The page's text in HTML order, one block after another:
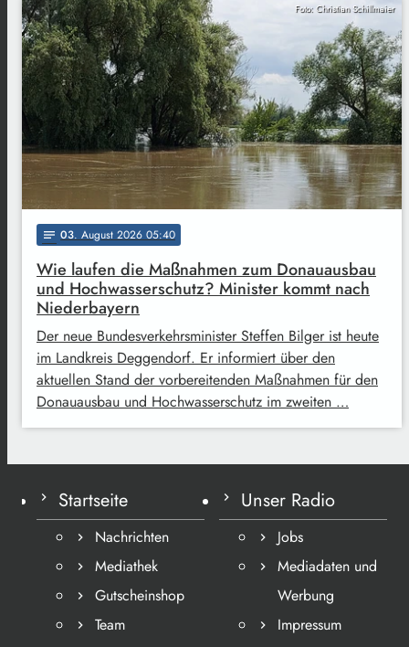
Foto: Christian Schillmaier
notes 03. August 2026 05:40
Wie laufen die Maßnahmen zum Donauausbau
und Hochwasserschutz? Minister kommt nach
Niederbayern
Der neue Bundesverkehrsminister Steffen Bilger ist heute
im Landkreis Deggendorf. Er informiert über den
aktuellen Stand der vorbereitenden Maßnahmen für den
Donauausbau und Hochwasserschutz im zweiten …
Startseite
Nachrichten
Mediathek
Gutscheinshop
Team
Unser Radio
Jobs
Mediadaten und
Werbung
Impressum